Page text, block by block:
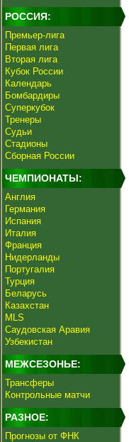
РОССИЯ:
Премьер-лига
Первая лига
Вторая лига
Кубок России
Календарь
Бомбардиры
Суперкубок
Тренеры
Судьи
Стадионы
Сборная России
ЧЕМПИОНАТЫ:
Англия
Германия
Испания
Италия
Франция
Нидерланды
Португалия
Турция
Беларусь
Казахстан
MLS
Саудовская Аравия
Узбекистан
МЕЖСЕЗОНЬЕ:
Трансферы
Контрольные матчи
РАЗНОЕ:
Прогнозы от ФНК